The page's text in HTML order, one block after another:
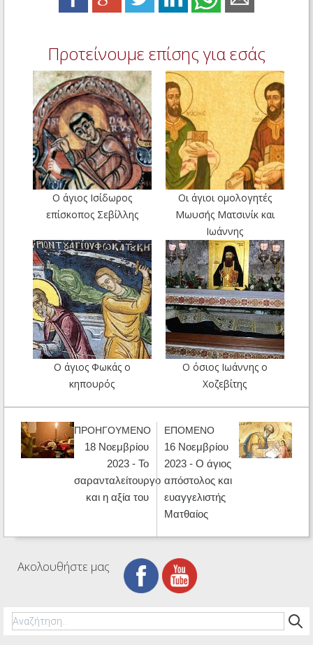
Προτείνουμε επίσης για εσάς
Ο άγιος Ισίδωρος
επίσκοπος Σεβίλλης
Οι άγιοι ομολογητές
Μωυσής Ματσινίκ και
Ιωάννης
Ο άγιος Φωκάς ο
κηπουρός
Ο όσιος Ιωάννης ο
Χοζεβίτης
ΠΡΟΗΓΟΥΜΕΝΟ
18 Νοεμβρίου
2023 - Το
σαρανταλείτουργο
και η αξία του
ΕΠΟΜΕΝΟ
16 Νοεμβρίου
2023 - Ο άγιος
απόστολος και
ευαγγελιστής
Ματθαίος
Ακολουθήστε μας